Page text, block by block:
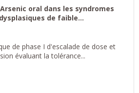
oral dans les syndromes
de faible...
de phase I d'escalade de dose et
évaluant la tolérance...